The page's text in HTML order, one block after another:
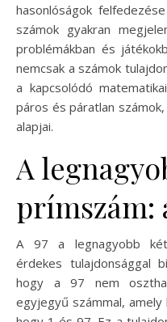
hasonlóságok
számok gyakran
problémákban és
nemcsak a számok
a kapcsolódó
páros és páratlan
alapjai.
A
prímszám:
A 97 a legnagyobb
érdekes tulajdonsággal
hogy a 97 nem
egyjegyű számmal,